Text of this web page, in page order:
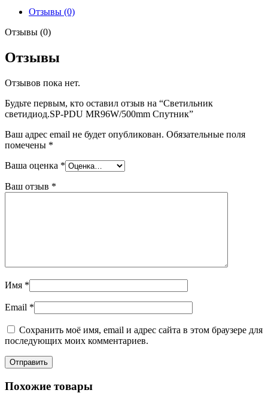
Спутник
Отзывы (0)
Отзывы (0)
Отзывы
Отзывов пока нет.
Будьте первым, кто оставил отзыв на “Светильник
светидиод.SP-PDU MR96W/500mm Спутник”
Ваш адрес email не будет опубликован. Обязательные поля
помечены *
Ваша оценка *
Ваш отзыв *
Имя *
Email *
Сохранить моё имя, email и адрес сайта в этом браузере для
последующих моих комментариев.
Похожие товары